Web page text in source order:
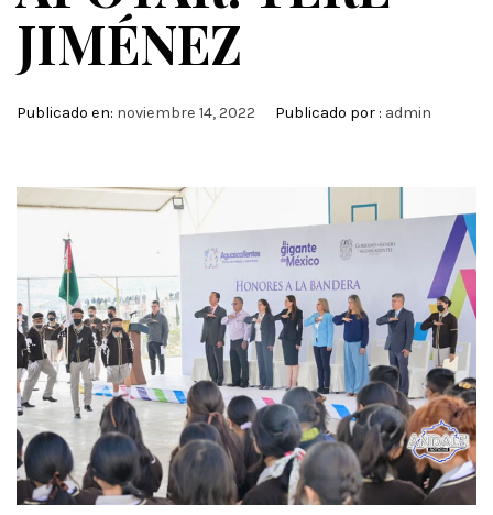
JIMÉNEZ
Publicado en: noviembre 14, 2022 Publicado por : admin